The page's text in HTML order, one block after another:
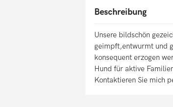
Beschreibung
Unsere bildschön
geimpft,entwurmt und
konsequent erzogen
Hund für aktive
Kontaktieren Sie mich